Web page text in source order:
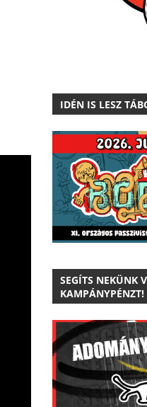
IDÉN IS LESZ
SEGÍTS NEKÜNK
KAMPÁNYPÉNZT!